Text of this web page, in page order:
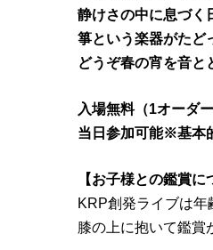
静けさの中に息づく
箏という楽器がたど
どうぞ春の宵を音と
入場無料（1オーダ
当日参加可能※基本
【お子様との鑑賞に
KRP創発ライブは年
膝の上に抱いて鑑賞